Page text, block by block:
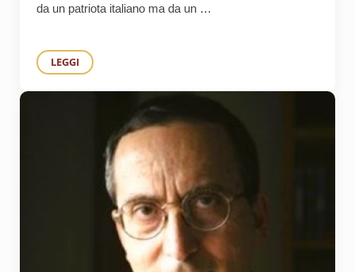
da un patriota italiano ma da un …
LEGGI
MUSEO BYRON E DEL RISORGIMENTO